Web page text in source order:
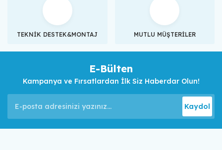
TEKNİK DESTEK&MONTAJ MUTLU MÜŞTERİLER
E-Bülten
Kampanya ve Fırsatlardan İlk Siz Haberdar Olun!
Kaydol